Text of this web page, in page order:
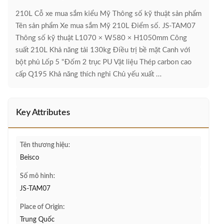
210L Cỗ xe mua sắm kiểu Mỹ Thông số kỹ thuật sản phẩm
Tên sản phẩm Xe mua sắm Mỹ 210L Điểm số. JS-TAM07
Thông số kỹ thuật L1070 × W580 × H1050mm Công
suất 210L Khả năng tải 130kg Điều trị bề mặt Canh với
bột phủ Lốp 5 "Đốm 2 trục PU Vật liệu Thép carbon cao
cấp Q195 Khả năng thích nghi Chủ yếu xuất ...
Key Attributes
Tên thương hiệu:
Beisco
Số mô hình:
JS-TAM07
Place of Origin:
Trung Quốc